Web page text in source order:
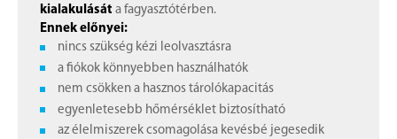
kialakulását a fagyasztótérben.
Ennek előnyei:
nincs szükség kézi leolvasztásra
a fiókok könnyebben használhatók
nem csökken a hasznos tárolókapacitás
egyenletesebb hőmérséklet biztosítható
az élelmiszerek csomagolása kevésbé jegesedik